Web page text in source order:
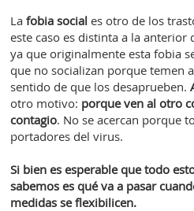
Lafobia social es otro de los
este caso es distinta a la
ya que originalmente esta fobia
que no socializan porque temen
sentido de que los desaprueben.
otro motivo: porque ven al otro
contagio. No se acercan porque
portadores del virus.
Si bien es esperable que todo
sabemos es qué va a pasar
medidas se flexibilicen.